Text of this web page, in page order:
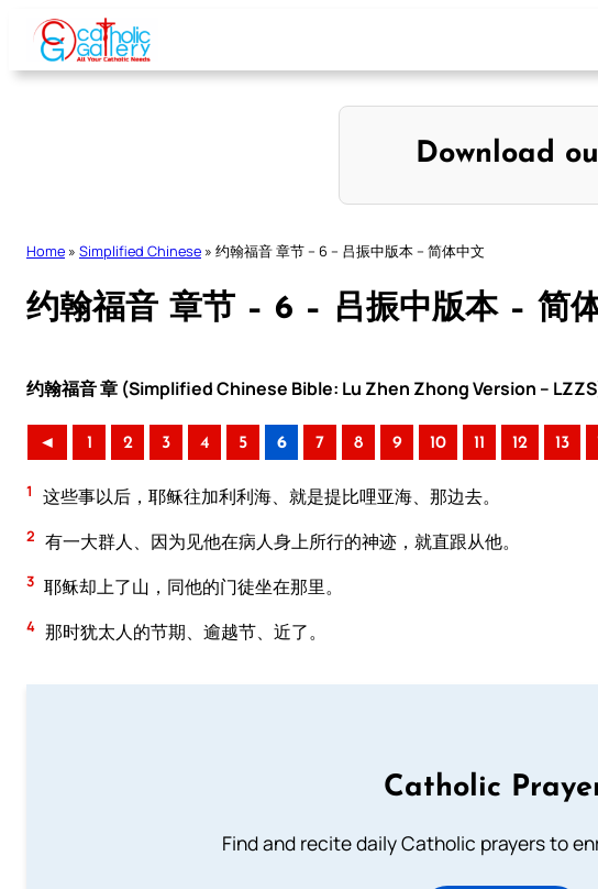
Skip
content
Download
Home » Simplified Chinese » 约翰福音 章节 – 6 – 吕振中版本 – 简体中文
约翰福音 章节 – 6 – 吕振中版本 – 简
约翰福音 章 (Simplified Chinese Bible: Lu Zhen Zhong Version –
◄ 1 2 3 4 5 6 7 8 9 10 11 12 13
1 这些事以后，耶稣往加利利海、就是提比哩亚海、那边去。
2 有一大群人、因为见他在病人身上所行的神迹，就直跟从他。
3 耶稣却上了山，同他的门徒坐在那里。
4 那时犹太人的节期、逾越节、近了。
Catholic
Find and recite daily Catholic prayers to